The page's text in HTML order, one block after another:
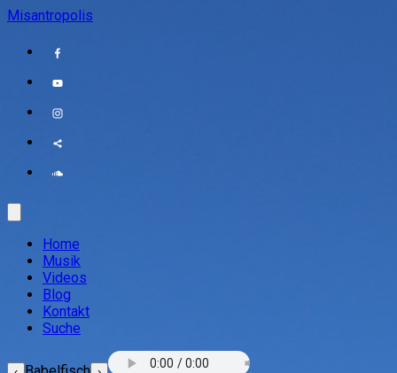
Misantropolis
Home
Musik
Videos
Blog
Kontakt
Suche